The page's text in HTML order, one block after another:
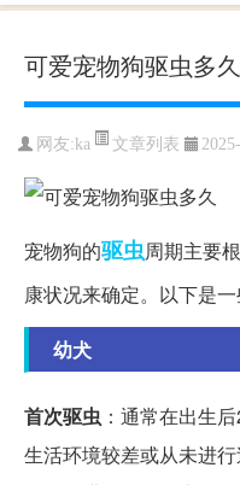
可爱宠物狗驱虫多久
网友:ka 文章列表
宠物狗的驱虫周期主要
康状况来确定。以下是
幼犬
首次驱虫 ：通常在出生
生活环境较差或从未进